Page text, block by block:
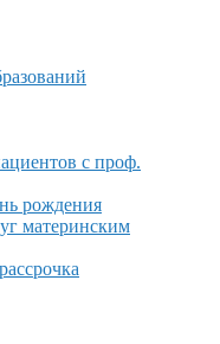
с проф.
рождения
материнским